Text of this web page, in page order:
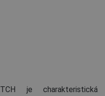
je charakteristická